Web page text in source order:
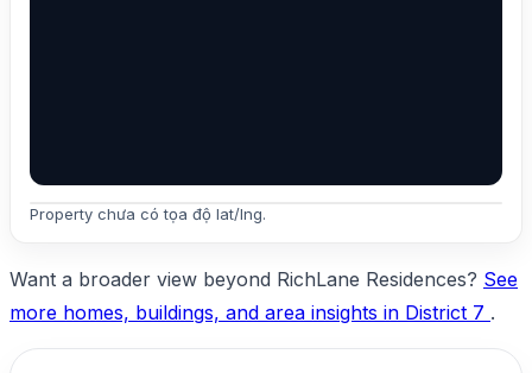
Property chưa có tọa độ lat/lng.
Want a broader view beyond RichLane Residences? See
more homes, buildings, and area insights in District 7 .